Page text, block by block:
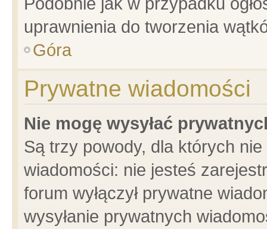
uprawnienia do tworzenia
Góra
Prywatne wiadomości
Nie mogę wysyłać
Są trzy powody, dla których
wiadomości: nie jesteś
forum wyłączył prywatne
wysyłanie prywatnych